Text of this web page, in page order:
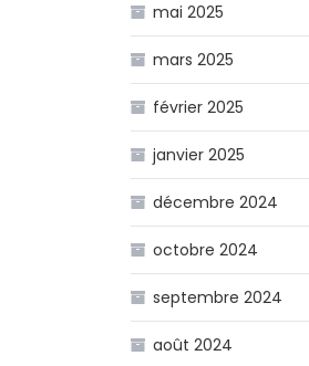
mai 2025
mars 2025
février 2025
janvier 2025
décembre 2024
octobre 2024
septembre 2024
août 2024